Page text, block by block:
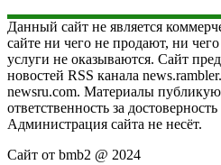
Данный сайт не является
сайте ни чего не продают, ни
услуги не оказываются. Сайт
новостей RSS канала
newsru.com. Материалы
ответственность за
Администрация сайта не несёт.
Сайт от bmb2 @ 2024